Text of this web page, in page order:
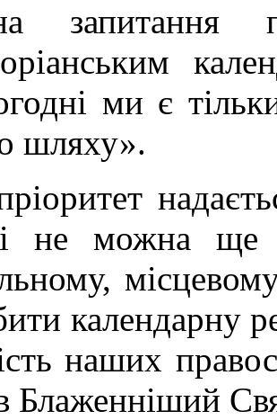
запитання
ми є
шляху».
не можна ще
календарну
наших
Блаженніший